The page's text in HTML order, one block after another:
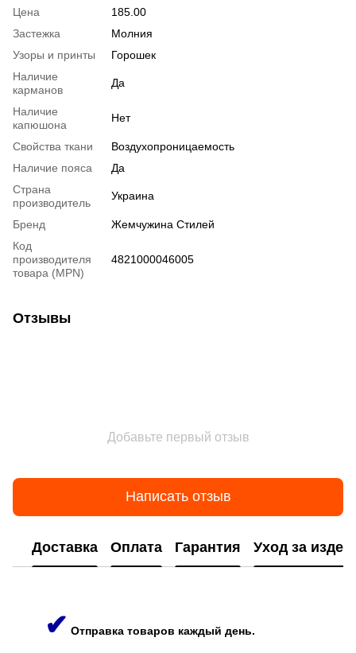
Цена
185.00
Застежка
Молния
Узоры и принты
Горошек
Наличие
карманов
Да
Наличие
капюшона
Нет
Свойства ткани
Воздухопроницаемость
Наличие пояса
Да
Страна
производитель
Украина
Бренд
Жемчужина Стилей
Код
производителя
товара (MPN)
4821000046005
Отзывы
Добавьте первый отзыв
Написать отзыв
Доставка Оплата Гарантия Уход за
✔ Отправка товаров каждый день.